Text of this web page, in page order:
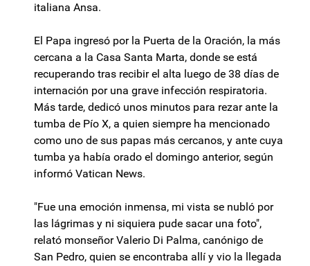
italiana Ansa.
El Papa ingresó por la Puerta de la Oración, la más
cercana a la Casa Santa Marta, donde se está
recuperando tras recibir el alta luego de 38 días de
internación por una grave infección respiratoria.
Más tarde, dedicó unos minutos para rezar ante la
tumba de Pío X, a quien siempre ha mencionado
como uno de sus papas más cercanos, y ante cuya
tumba ya había orado el domingo anterior, según
informó Vatican News.
"Fue una emoción inmensa, mi vista se nubló por
las lágrimas y ni siquiera pude sacar una foto",
relató monseñor Valerio Di Palma, canónigo de
San Pedro, quien se encontraba allí y vio la llegada